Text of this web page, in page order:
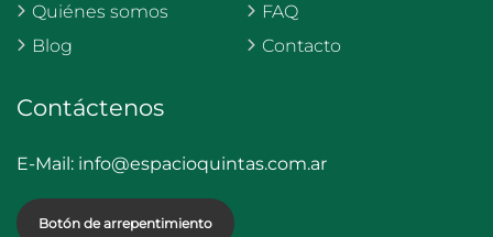
Quiénes somos
Blog
FAQ
Contacto
Contáctenos
E-Mail: info@espacioquintas.com.ar
Botón de arrepentimiento